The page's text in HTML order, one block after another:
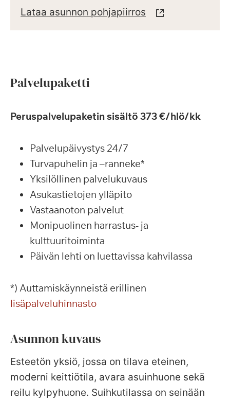
Lataa asunnon pohjapiirros
Palvelupaketti
Peruspalvelupaketin sisältö 373 €/hlö/kk
Palvelupäivystys 24/7
Turvapuhelin ja –ranneke*
Yksilöllinen palvelukuvaus
Asukastietojen ylläpito
Vastaanoton palvelut
Monipuolinen harrastus- ja
kulttuuritoiminta
Päivän lehti on luettavissa kahvilassa
*) Auttamiskäynneistä erillinen
lisäpalveluhinnasto
Asunnon kuvaus
Esteetön yksiö, jossa on tilava eteinen,
moderni keittiötila, avara asuinhuone sekä
reilu kylpyhuone. Suihkutilassa on seinään